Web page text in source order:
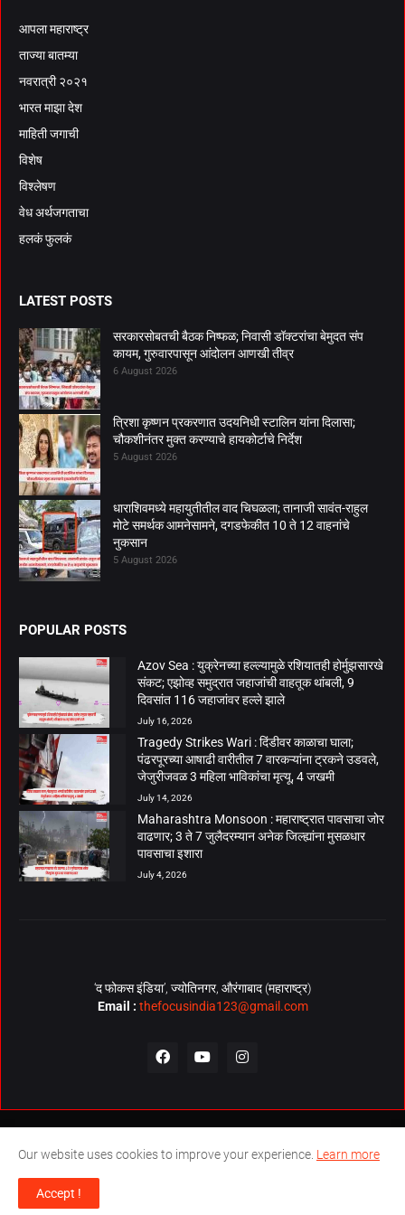
आपला महाराष्ट्र
ताज्या बातम्या
नवरात्री २०२१
भारत माझा देश
माहिती जगाची
विशेष
विश्लेषण
वेध अर्थजगताचा
हलकं फुलकं
LATEST POSTS
सरकारसोबतची बैठक निष्फळ; निवासी डॉक्टरांचा बेमुदत संप
कायम, गुरुवारपासून आंदोलन आणखी तीव्र
6 August 2026
त्रिशा कृष्णन प्रकरणात उदयनिधी स्टालिन यांना दिलासा;
चौकशीनंतर मुक्त करण्याचे हायकोर्टाचे निर्देश
5 August 2026
धाराशिवमध्ये महायुतीतील वाद चिघळला; तानाजी सावंत-राहुल
मोटे समर्थक आमनेसामने, दगडफेकीत 10 ते 12 वाहनांचे
नुकसान
5 August 2026
POPULAR POSTS
Azov Sea : युक्रेनच्या हल्ल्यामुळे रशियातही होर्मुझसारखे
संकट; एझोव्ह समुद्रात जहाजांची वाहतूक थांबली, 9
दिवसांत 116 जहाजांवर हल्ले झाले
July 16, 2026
Tragedy Strikes Wari : दिंडीवर काळाचा घाला;
पंढरपूरच्या आषाढी वारीतील 7 वारकऱ्यांना ट्रकने उडवले,
जेजुरीजवळ 3 महिला भाविकांचा मृत्यू, 4 जखमी
July 14, 2026
Maharashtra Monsoon : महाराष्ट्रात पावसाचा जोर
वाढणार; 3 ते 7 जुलैदरम्यान अनेक जिल्ह्यांना मुसळधार
पावसाचा इशारा
July 4, 2026
‘द फोकस इंडिया’, ज्योतिनगर, औरंगाबाद (महाराष्ट्र)
Email : thefocusindia123@gmail.com
© Copyrights 2026. All Rights Reserved. Technical Support by
About Us Contact Us The Focus India Policy
Our website uses cookies to improve your experience. Learn more
Accept !